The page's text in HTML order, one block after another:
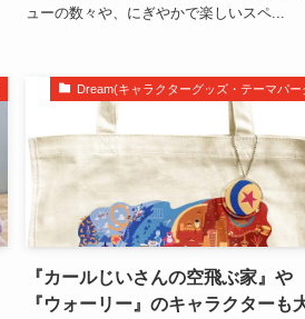
ューの数々や、にぎやかで楽しいスペ...
Dream(キャラクターグッズ・テーマパー
『カールじいさんの空飛ぶ家』や
『ウォーリー』のキャラクターも